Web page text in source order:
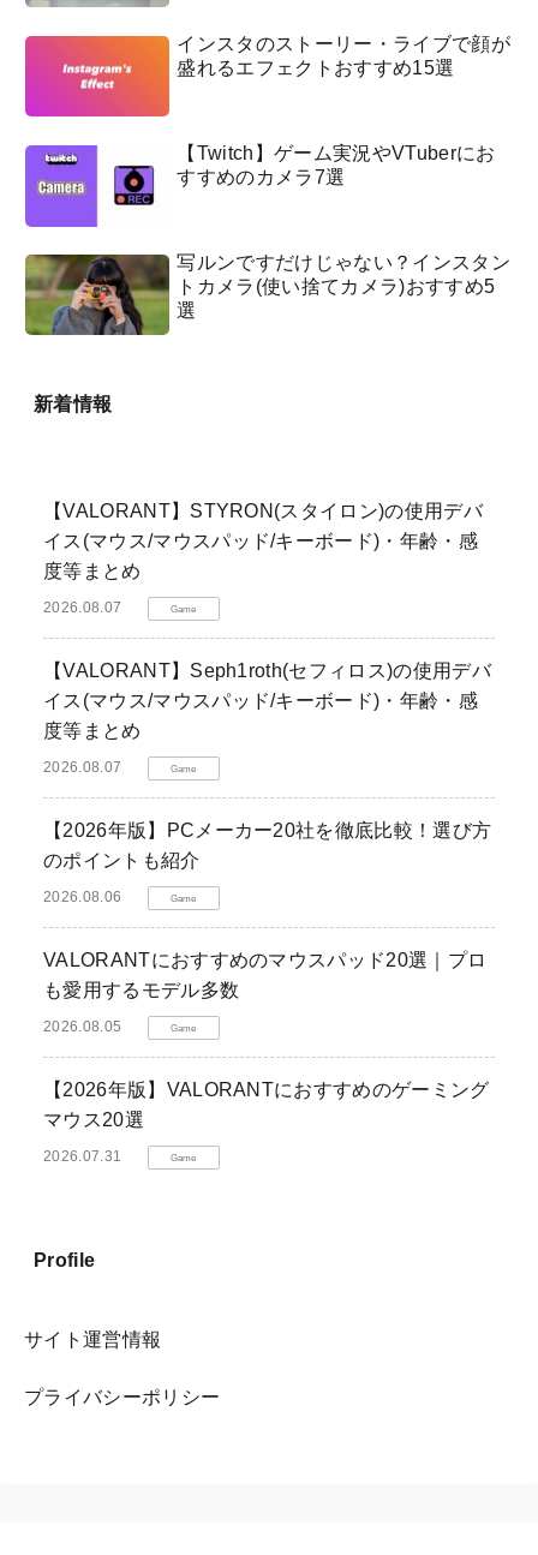
インスタのストーリー・ライブで顔が
盛れるエフェクトおすすめ15選
【Twitch】ゲーム実況やVTuberにお
すすめのカメラ7選
写ルンですだけじゃない？インスタン
トカメラ(使い捨てカメラ)おすすめ5
選
新着情報
【VALORANT】STYRON(スタイロン)の使用デバ
イス(マウス/マウスパッド/キーボード)・年齢・感
度等まとめ
2026.08.07 Game
【VALORANT】Seph1roth(セフィロス)の使用デバ
イス(マウス/マウスパッド/キーボード)・年齢・感
度等まとめ
2026.08.07 Game
【2026年版】PCメーカー20社を徹底比較！選び方
のポイントも紹介
2026.08.06 Game
VALORANTにおすすめのマウスパッド20選｜プロ
も愛用するモデル多数
2026.08.05 Game
【2026年版】VALORANTにおすすめのゲーミング
マウス20選
2026.07.31 Game
Profile
サイト運営情報
プライバシーポリシー